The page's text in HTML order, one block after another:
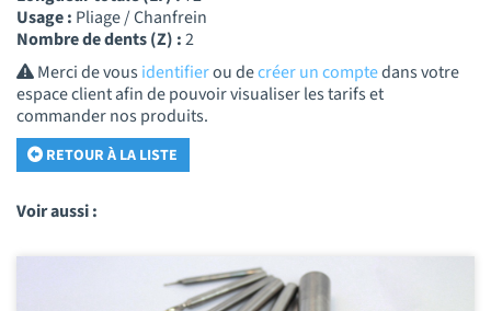
Usage : Pliage / Chanfrein
Nombre de dents (Z) :2
Merci de vousidentifierou decréer un comptedans votre
espace client afin de pouvoir visualiser les tarifs et
commander nos produits.
RETOUR À LA LISTE
Voir aussi :